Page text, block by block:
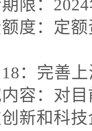
：
：定额
18：完善
：对目
新和科